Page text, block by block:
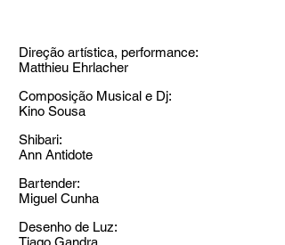
Direção artística, performance:
Matthieu Ehrlacher
Composição Musical e Dj:
Kino Sousa
Shibari:
Ann Antidote
Bartender:
Miguel Cunha
Desenho de Luz:
Tiago Gandra